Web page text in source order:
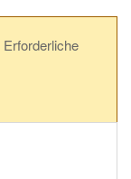
Erforderliche